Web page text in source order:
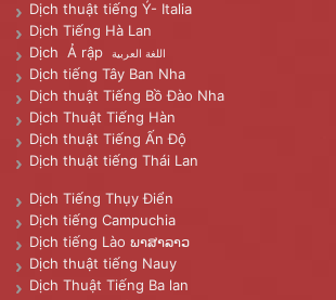
Dịch thuật tiếng Ý- Italia
Dịch Tiếng Hà Lan
Dịch Ả rập
اللغة العربية
Dịch tiếng Tây Ban Nha
Dịch thuật Tiếng Bồ Đào Nha
Dịch Thuật Tiếng Hàn
Dịch thuật Tiếng Ấn Độ
Dịch thuật tiếng Thái Lan
Dịch Tiếng Thụy Điển
Dịch tiếng Campuchia
Dịch tiếng Lào ພາສາລາວ
Dịch thuật tiếng Nauy
Dịch Thuật Tiếng Ba lan